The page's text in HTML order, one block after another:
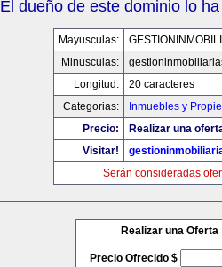
El dueño de este dominio lo
Mayusculas:
Minusculas:
Longitud:
20 caracteres
Categorias:
Inmuebles y
Precio:
Realizar una
Visitar!
Serán consideradas
Realizar una Oferta
Precio Ofrecido $